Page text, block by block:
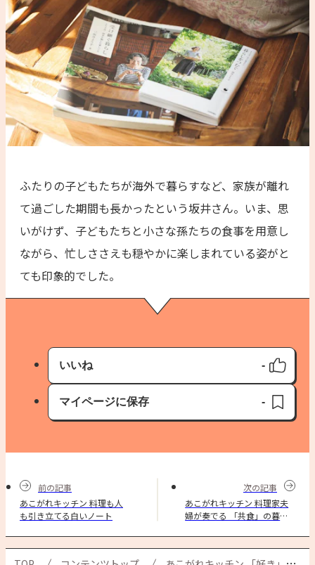
ふたりの子どもたちが海外で暮らすなど、家族が離れ
て過ごした期間も長かったという坂井さん。いま、思
いがけず、子どもたちと小さな孫たちの食事を用意し
ながら、忙しささえも穏やかに楽しまれている姿がと
ても印象的でした。
いいね
いいね済み
-
マイページに保存
保存済み
-
前の記事
あこがれキッチン 料理も人
も引き立てる白いノート
次の記事
あこがれキッチン 料理家夫
婦が奏でる 「共食」の暮ら